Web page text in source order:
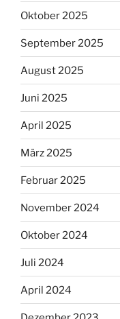
Oktober 2025
September 2025
August 2025
Juni 2025
April 2025
März 2025
Februar 2025
November 2024
Oktober 2024
Juli 2024
April 2024